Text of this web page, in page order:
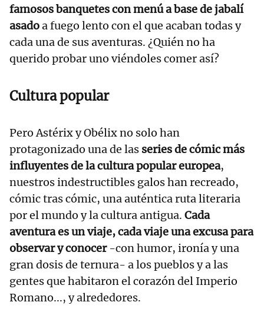
famosos banquetes con menú a base de jabalí
asadoa fuego lento con el que acaban todas y
cada una de sus aventuras. ¿Quién no ha
querido probar uno viéndoles comer así?
Cultura popular
Pero Astérix y Obélix no solo han
protagonizado una de las series de cómic más
influyentes de la cultura popular europea,
nuestros indestructibles galos han recreado,
cómic tras cómic, una auténtica ruta literaria
por el mundo y la cultura antigua. Cada
aventura es un viaje, cada viaje una excusa para
observar y conocer-con humor, ironía y una
gran dosis de ternura- a los pueblos y a las
gentes que habitaron el corazón del Imperio
Romano..., y alrededores.